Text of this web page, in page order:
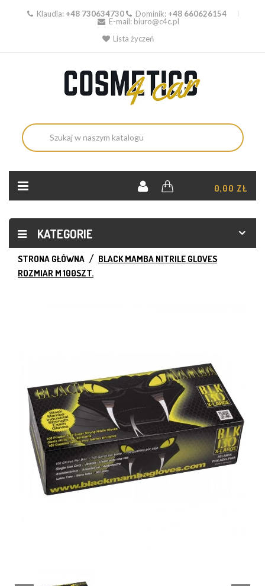
Klaudia: +48 730634730 Dominik: +48 660626154
E-mail: biuro@c4c.pl
Lista życzeń
0,00 ZŁ
KATEGORIE
STRONA GŁÓWNA
BLACK MAMBA NITRILE GLOVES
ROZMIAR M 100SZT.